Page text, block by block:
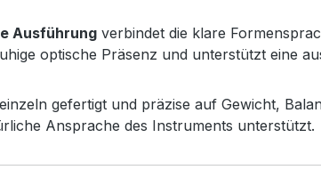
Ausführung verbindet die klare
optische Präsenz und unterstützt eine
einzeln gefertigt und präzise auf Gewicht,
Ansprache des Instruments unterstützt.